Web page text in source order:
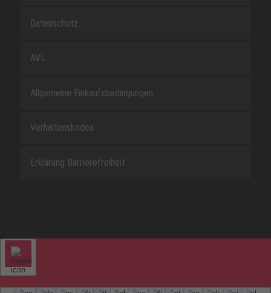
Datenschutz
AVL
Allgemeine Einkaufsbedingungen
Verhaltenskodex
Erklärung Barrierefreiheit